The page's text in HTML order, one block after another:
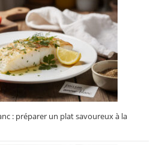
: préparer un plat savoureux à la